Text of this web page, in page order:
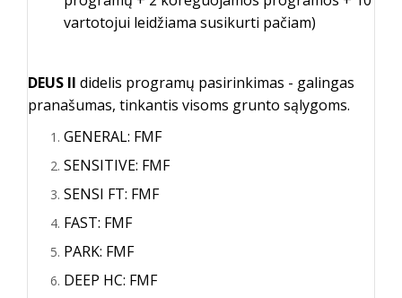
vartotojui leidžiama susikurti pačiam)
DEUS II didelis programų pasirinkimas - galingas
pranašumas, tinkantis visoms grunto sąlygoms.
GENERAL: FMF
SENSITIVE: FMF
SENSI FT: FMF
FAST: FMF
PARK: FMF
DEEP HC: FMF